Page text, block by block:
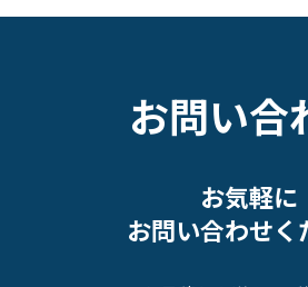
お問い合
お気軽に
お問い合わせく